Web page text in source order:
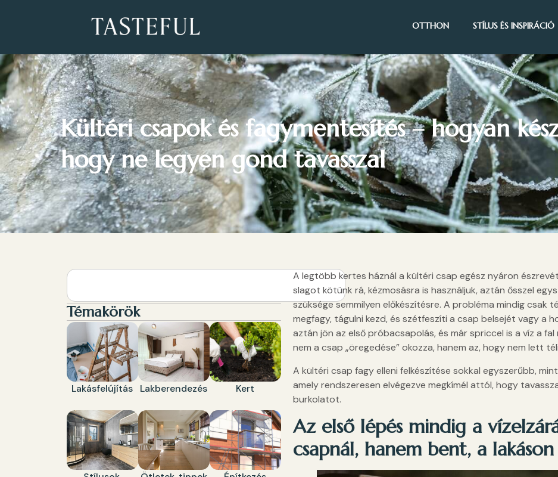
OTTHON STÍLUS ÉS INSPIRÁCIÓ
Kültéri csapok és fagymentesítés – hogyan
hogy ne legyen gond tavasszal
Témakörök
Lakásfelújítás Lakberendezés Kert
A legtöbb kertes háznál a kültéri csap egész nyáron
slagot kötünk rá, kézmosásra is használjuk, aztán ősszel
szüksége semmilyen előkészítésre. A probléma mindig csak
megfagy, tágulni kezd, és szétfeszíti a csap belsejét vagy a
aztán jön az első próbacsapolás, és már spriccel is a víz a
nem a csap „öregedése” okozza, hanem az, hogy nem lett
A kültéri csap fagy elleni felkészítése sokkal egyszerűbb,
amely rendszeresen elvégezve megkímél attól, hogy
burkolatot.
Az első lépés mindig a
csapnál, hanem bent, a